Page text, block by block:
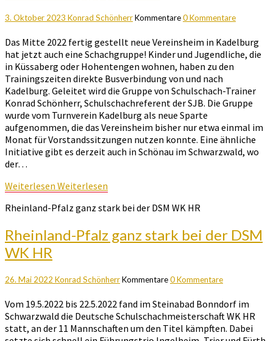
3. Oktober 2023 Konrad SchönherrKommentare0 Kommentare
Das Mitte 2022 fertig gestellt neue Vereinsheim in Kadelburg
hat jetzt auch eine Schachgruppe! Kinder und Jugendliche, die
in Küssaberg oder Hohentengen wohnen, haben zu den
Trainingszeiten direkte Busverbindung von und nach
Kadelburg. Geleitet wird die Gruppe von Schulschach-Trainer
Konrad Schönherr, Schulschachreferent der SJB. Die Gruppe
wurde vom Turnverein Kadelburg als neue Sparte
aufgenommen, die das Vereinsheim bisher nur etwa einmal im
Monat für Vorstandssitzungen nutzen konnte. Eine ähnliche
Initiative gibt es derzeit auch in Schönau im Schwarzwald, wo
der…
Weiterlesen Weiterlesen
Rheinland-Pfalz ganz stark bei der DSM WK HR
Rheinland-Pfalz ganz stark bei der DSM
WK HR
26. Mai 2022 Konrad SchönherrKommentare0 Kommentare
Vom 19.5.2022 bis 22.5.2022 fand im Steinabad Bonndorf im
Schwarzwald die Deutsche Schulschachmeisterschaft WK HR
statt, an der 11 Mannschaften um den Titel kämpften. Dabei